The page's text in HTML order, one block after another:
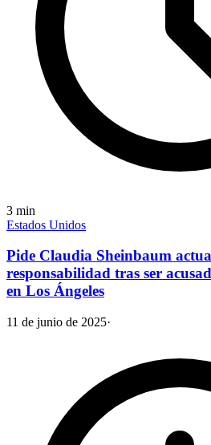
3 min
Estados Unidos
Pide Claudia Sheinbaum
responsabilidad tras ser
en Los Ángeles
11 de junio de 2025·